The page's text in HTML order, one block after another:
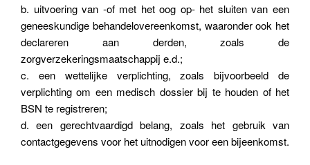
b. uitvoering van -of met het oog op- het sluiten van een
geneeskundige behandelovereenkomst, waaronder ook het
declareren aan derden, zoals de
zorgverzekeringsmaatschappij e.d.;
c. een wettelijke verplichting, zoals bijvoorbeeld de
verplichting om een medisch dossier bij te houden of het
BSN te registreren;
d. een gerechtvaardigd belang, zoals het gebruik van
contactgegevens voor het uitnodigen voor een bijeenkomst.